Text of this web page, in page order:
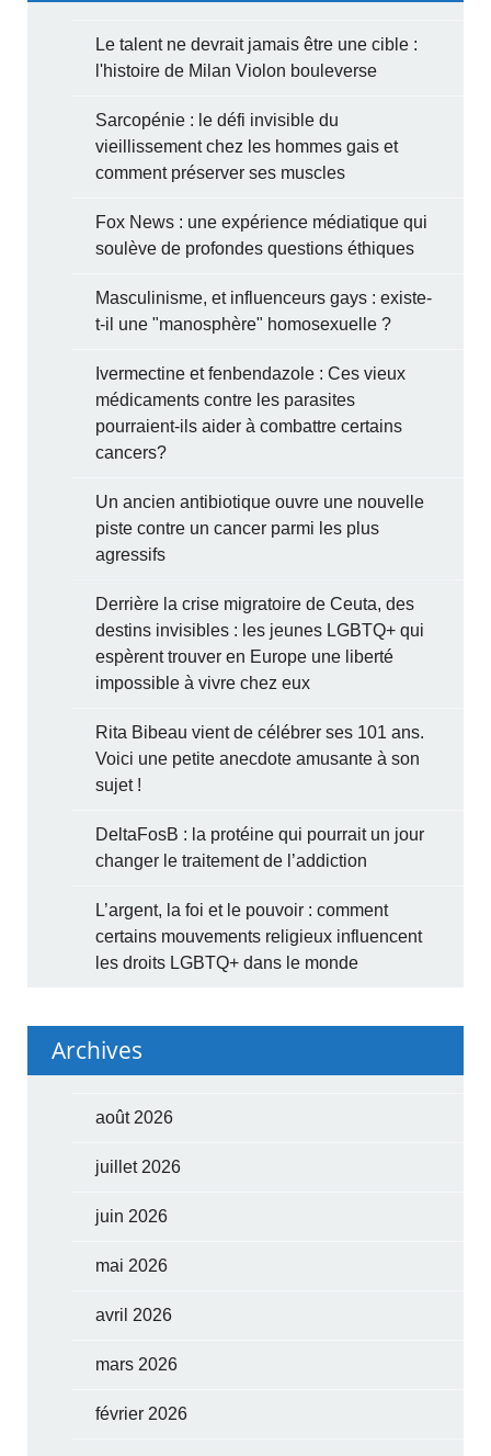
Le talent ne devrait jamais être une cible :
l'histoire de Milan Violon bouleverse
Sarcopénie : le défi invisible du
vieillissement chez les hommes gais et
comment préserver ses muscles
Fox News : une expérience médiatique qui
soulève de profondes questions éthiques
Masculinisme, et influenceurs gays : existe-
t-il une "manosphère" homosexuelle ?
Ivermectine et fenbendazole : Ces vieux
médicaments contre les parasites
pourraient-ils aider à combattre certains
cancers?
Un ancien antibiotique ouvre une nouvelle
piste contre un cancer parmi les plus
agressifs
Derrière la crise migratoire de Ceuta, des
destins invisibles : les jeunes LGBTQ+ qui
espèrent trouver en Europe une liberté
impossible à vivre chez eux
Rita Bibeau vient de célébrer ses 101 ans.
Voici une petite anecdote amusante à son
sujet !
DeltaFosB : la protéine qui pourrait un jour
changer le traitement de l’addiction
L’argent, la foi et le pouvoir : comment
certains mouvements religieux influencent
les droits LGBTQ+ dans le monde
Archives
août 2026
juillet 2026
juin 2026
mai 2026
avril 2026
mars 2026
février 2026